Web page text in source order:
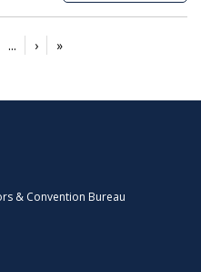
... › »
& Convention Bureau